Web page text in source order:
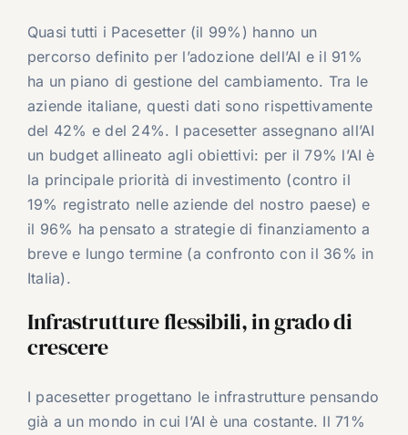
Quasi tutti i Pacesetter (il 99%) hanno un
percorso definito per l’adozione dell’AI e il 91%
ha un piano di gestione del cambiamento. Tra le
aziende italiane, questi dati sono rispettivamente
del 42% e del 24%. I pacesetter assegnano all’AI
un budget allineato agli obiettivi: per il 79% l’AI è
la principale priorità di investimento (contro il
19% registrato nelle aziende del nostro paese) e
il 96% ha pensato a strategie di finanziamento a
breve e lungo termine (a confronto con il 36% in
Italia).
Infrastrutture flessibili, in grado di
crescere
I pacesetter progettano le infrastrutture pensando
già a un mondo in cui l’AI è una costante. Il 71%